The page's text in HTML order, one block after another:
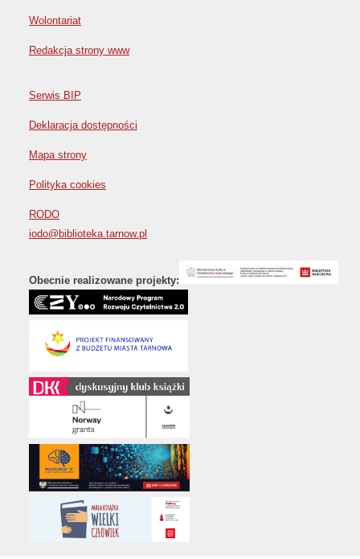
Wolontariat
Redakcja strony www
Serwis BIP
Deklaracja dostępności
Mapa strony
Polityka cookies
RODO
iodo@biblioteka.tarnow.pl
Obecnie realizowane projekty: